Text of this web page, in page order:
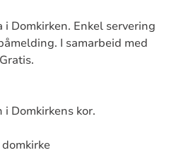
i Domkirken. Enkel servering
I samarbeid med
Domkirkens kor.